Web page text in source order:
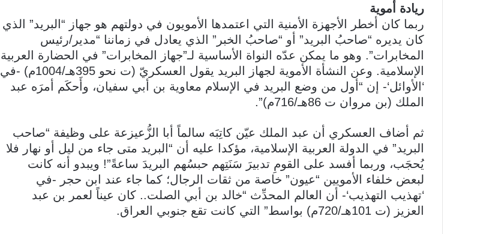
ريادة أموية
ربما كان أخطر الأجهزة الأمنية التي اعتمدها الأمويون في دولتهم هو جهاز “البريد” الذي
كان يديره “صاحبُ البريد” أو “صاحبُ الخبر” الذي يعادل في زماننا “مدير/رئيس
المخابرات”. وهو ما يمكن عدّه النواة الأساسية لـ”جهاز المخابرات” في الحضارة العربية
الإسلامية. وعن النشأة الأموية لجهاز البريد يقول العسكريّ (ت نحو 395هـ/1004م) -في
‘الأوائل‘- إن “أول من وضع البريد في الإسلام معاوية بن أبي سفيان، وأَحكَم أمرَه عبد
الملك (بن مروان ت 86هـ/716م)”.
ثم أضاف العسكري أن عبد الملك عيّن كاتِبَه سالماً أبا الزُّعيزعة على وظيفة “صاحب
البريد” في الدولة العربية الإسلامية، مؤكدا عليه أن “البريد متى جاء من ليل أو نهار فلا
يُحجَب، وربما أفسد على القومِ تدبيرَ سَنَتِهم حبسُهم البريدَ ساعةً”! ويبدو أنه كانت
لبعض خلفاء الأمويين “عيون” خاصة من ثقات الرجال؛ كما جاء عند ابن حجر -في
‘تهذيب التهذيب‘- أن العالم المحدِّث “خالد بن أبي الصلت.. كان عيناً لعمر بن عبد
العزيز (ت 101هـ/720م) بواسط” التي كانت تقع جنوبي العراق.